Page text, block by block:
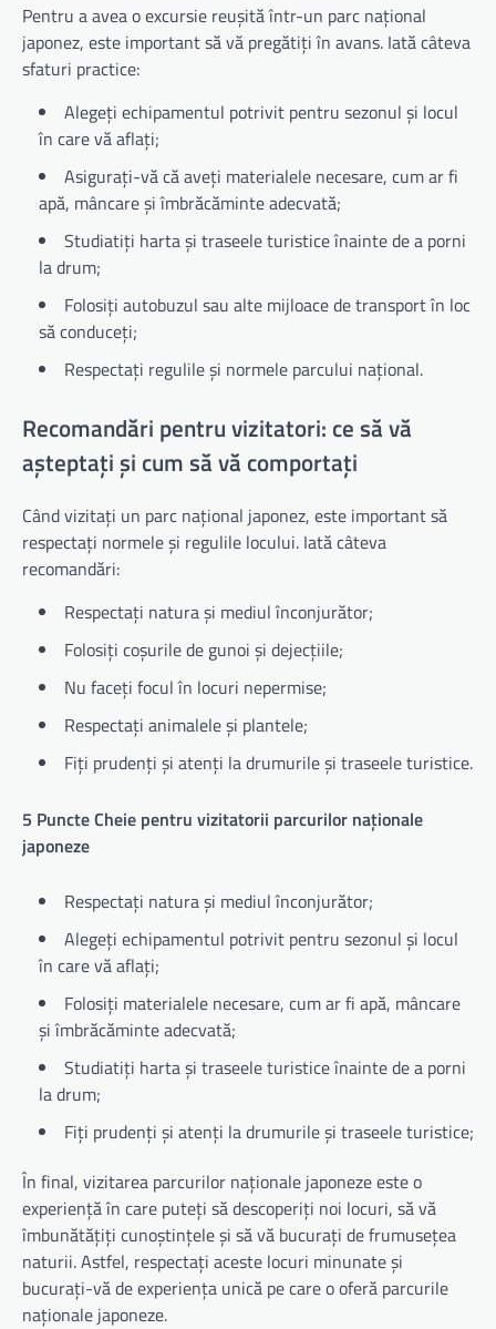
Pentru a avea o excursie reușită într-un parc național
japonez, este important să vă pregătiți în avans. Iată câteva
sfaturi practice:
Alegeți echipamentul potrivit pentru sezonul și locul
în care vă aflați;
Asigurați-vă că aveți materialele necesare, cum ar fi
apă, mâncare și îmbrăcăminte adecvată;
Studiatiți harta și traseele turistice înainte de a porni
la drum;
Folosiți autobuzul sau alte mijloace de transport în loc
să conduceți;
Respectați regulile și normele parcului național.
Recomandări pentru vizitatori: ce să vă
așteptați și cum să vă comportați
Când vizitați un parc național japonez, este important să
respectați normele și regulile locului. Iată câteva
recomandări:
Respectați natura și mediul înconjurător;
Folosiți coșurile de gunoi și dejecțiile;
Nu faceți focul în locuri nepermise;
Respectați animalele și plantele;
Fiți prudenți și atenți la drumurile și traseele turistice.
5 Puncte Cheie pentru vizitatorii parcurilor naționale
japoneze
Respectați natura și mediul înconjurător;
Alegeți echipamentul potrivit pentru sezonul și locul
în care vă aflați;
Folosiți materialele necesare, cum ar fi apă, mâncare
și îmbrăcăminte adecvată;
Studiatiți harta și traseele turistice înainte de a porni
la drum;
Fiți prudenți și atenți la drumurile și traseele turistice;
În final, vizitarea parcurilor naționale japoneze este o
experiență în care puteți să descoperiți noi locuri, să vă
îmbunătățiți cunoștințele și să vă bucurați de frumusețea
naturii. Astfel, respectați aceste locuri minunate și
bucurați-vă de experiența unică pe care o oferă parcurile
naționale japoneze.